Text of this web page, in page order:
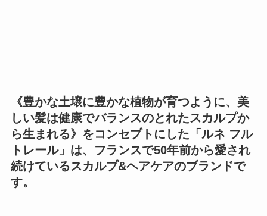
《豊かな土壌に豊かな植物が育つように、美
しい髪は健康でバランスのとれたスカルプか
ら生まれる》をコンセプトにした「ルネ フル
トレール」は、フランスで50年前から愛され
続けているスカルプ&ヘアケアのブランドで
す。